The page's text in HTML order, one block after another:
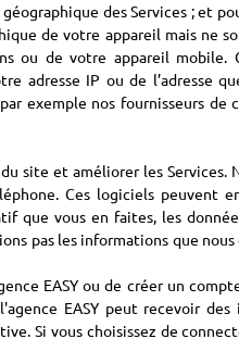
des Services ; et
de votre appareil mais ne
ou de votre appareil mobile.
IP ou de l’adresse
exemple nos fournisseurs de
site et améliorer les Services.
Ces logiciels peuvent
que vous en faites, les
pas les informations que nous
EASY ou de créer un
EASY peut recevoir
Si vous choisissez de